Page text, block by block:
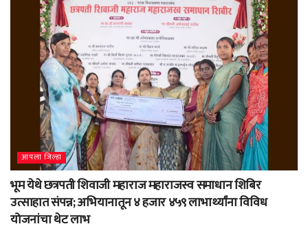
आपला जिल्हा
भूम येथे छत्रपती शिवाजी महाराज महाराजस्व समाधान शिबिर
उत्साहात संपन्न; अभियानातून ४ हजार ४५९ लाभार्थ्यांना विविध
योजनांचा थेट लाभ